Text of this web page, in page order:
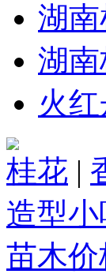
湖
湖
火
桂花 |
造型
苗木价